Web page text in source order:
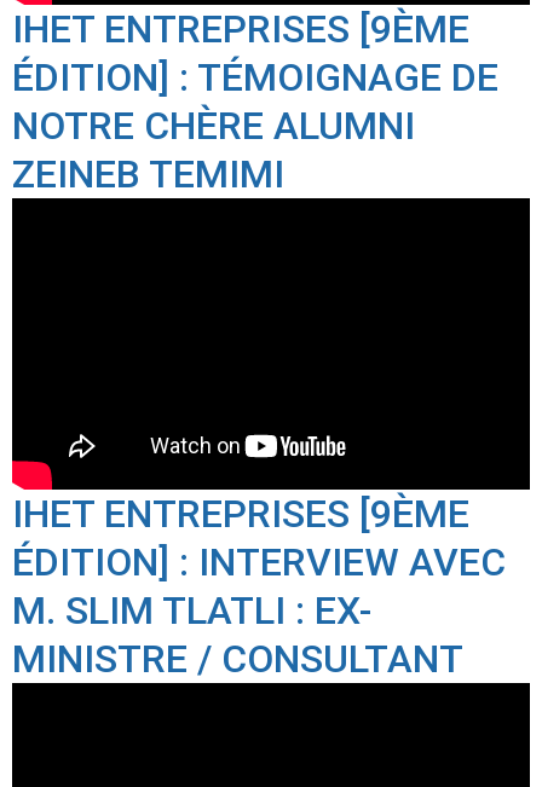
IHET ENTREPRISES [9ÈME
ÉDITION] : TÉMOIGNAGE DE
NOTRE CHÈRE ALUMNI
ZEINEB TEMIMI
IHET ENTREPRISES [9ÈME
ÉDITION] : INTERVIEW AVEC
M. SLIM TLATLI : EX-
MINISTRE / CONSULTANT